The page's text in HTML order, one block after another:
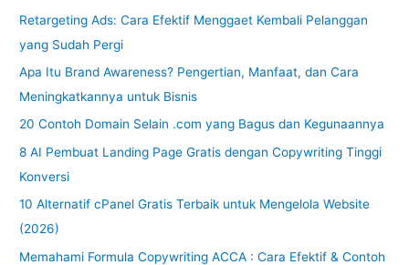
Retargeting Ads: Cara Efektif Menggaet Kembali Pelanggan
yang Sudah Pergi
Apa Itu Brand Awareness? Pengertian, Manfaat, dan Cara
Meningkatkannya untuk Bisnis
20 Contoh Domain Selain .com yang Bagus dan Kegunaannya
8 AI Pembuat Landing Page Gratis dengan Copywriting Tinggi
Konversi
10 Alternatif cPanel Gratis Terbaik untuk Mengelola Website
(2026)
Memahami Formula Copywriting ACCA : Cara Efektif & Contoh